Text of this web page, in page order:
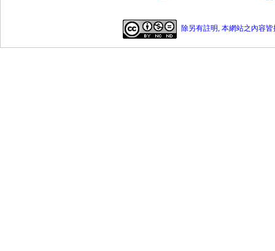
除另有註明, 本網站之內容